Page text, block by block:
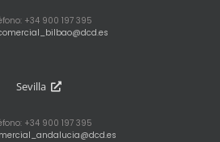
+34 900 197 395
Sevilla
+34 900 197 395